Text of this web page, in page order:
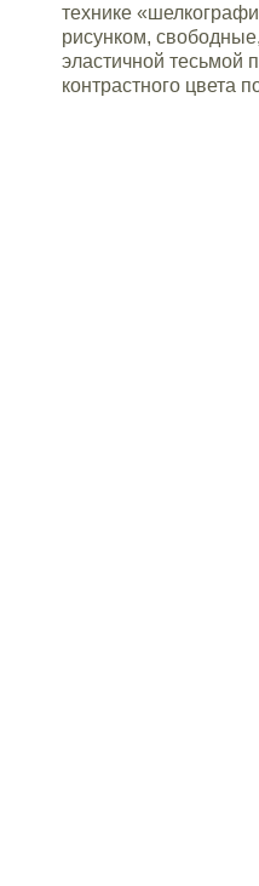
технике
рисунком,
эластичной тесьмой
контрастного цвета